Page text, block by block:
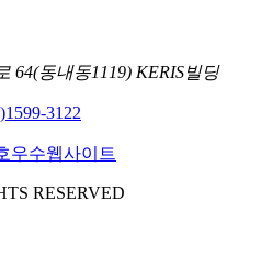
64(동내동1119) KERIS빌딩
1599-3122
RESERVED